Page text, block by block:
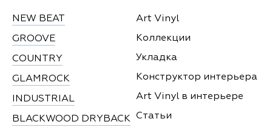
NEW BEAT
GROOVE
COUNTRY
GLAMROCK
INDUSTRIAL
BLACKWOOD DRYBACK
Art Vinyl
Коллекции
Укладка
Конструктор интерьера
Art Vinyl в интерьере
Статьи